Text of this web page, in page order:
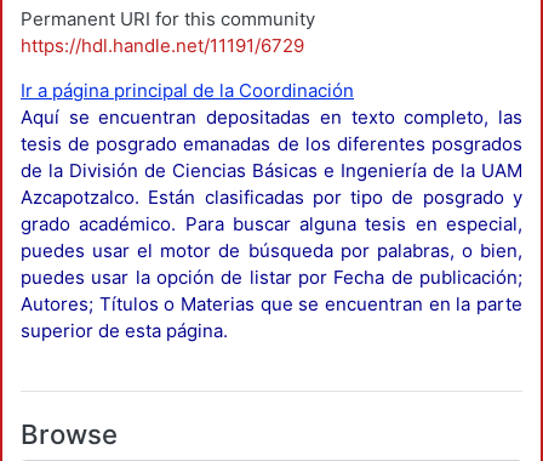
Permanent URI for this community
https://hdl.handle.net/11191/6729
Ir a página principal de la Coordinación
Aquí se encuentran depositadas en texto completo, las
tesis de posgrado emanadas de los diferentes posgrados
de la División de Ciencias Básicas e Ingeniería de la UAM
Azcapotzalco. Están clasificadas por tipo de posgrado y
grado académico. Para buscar alguna tesis en especial,
puedes usar el motor de búsqueda por palabras, o bien,
puedes usar la opción de listar por Fecha de publicación;
Autores; Títulos o Materias que se encuentran en la parte
superior de esta página.
Browse